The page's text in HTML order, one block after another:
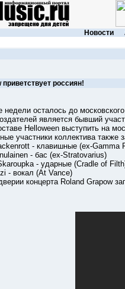
Новости
приветствует россиян!
осталось до московского
является бывший
Helloween выступить на
коллектива также
- клавишные (ex-Gamma
- бас (ex-Stratovarius)
- ударные (Cradle of
(At Vance)
концерта Roland Grapow